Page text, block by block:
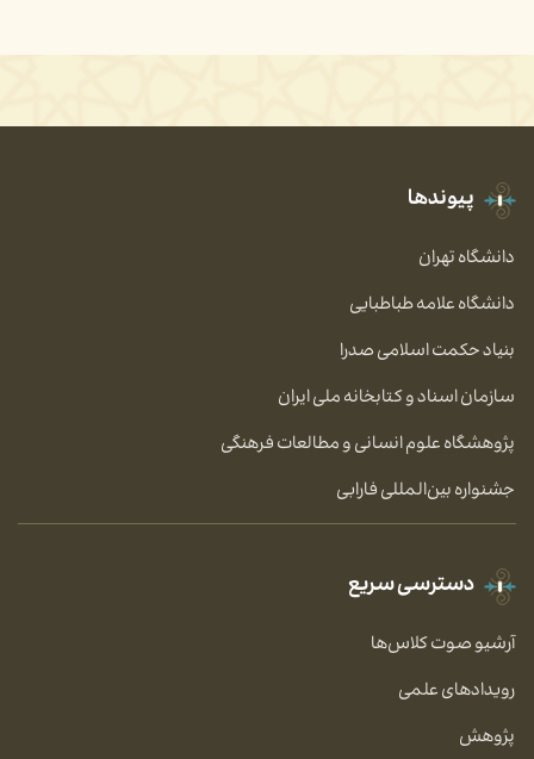
پیوندها
دانشگاه تهران
دانشگاه علامه طباطبایی
بنیاد حکمت اسلامی صدرا
سازمان اسناد و کتابخانه ملی ایران
پژوهشگاه علوم انسانی و مطالعات فرهنگی
جشنواره بین‌المللی فارابی
دسترسی سریع
آرشیو صوت کلاس‌ها
رویدادهای علمی
پژوهش